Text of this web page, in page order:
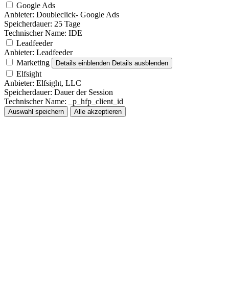
Google Ads
Anbieter: Doubleclick- Google Ads
Speicherdauer: 25 Tage
Technischer Name: IDE
Leadfeeder
Anbieter: Leadfeeder
Marketing
Details einblenden Details ausblenden
Elfsight
Anbieter: Elfsight, LLC
Speicherdauer: Dauer der Session
Technischer Name: _p_hfp_client_id
Auswahl speichern Alle akzeptieren